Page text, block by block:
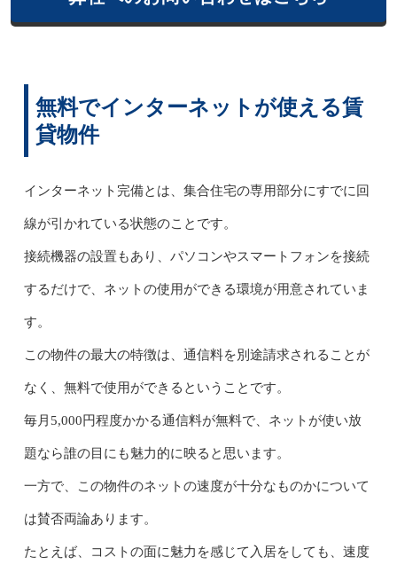
無料でインターネットが使える賃
貸物件
インターネット完備とは、集合住宅の専用部分にすでに回
線が引かれている状態のことです。
接続機器の設置もあり、パソコンやスマートフォンを接続
するだけで、ネットの使用ができる環境が用意されていま
す。
この物件の最大の特徴は、通信料を別途請求されることが
なく、無料で使用ができるということです。
毎月5,000円程度かかる通信料が無料で、ネットが使い放
題なら誰の目にも魅力的に映ると思います。
一方で、この物件のネットの速度が十分なものかについて
は賛否両論あります。
たとえば、コストの面に魅力を感じて入居をしても、速度